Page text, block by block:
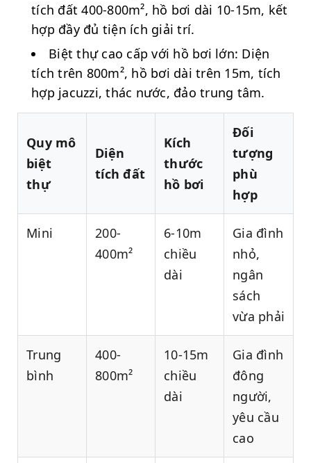
tích đất 400-800m², hồ bơi dài 10-15m, kết
hợp đầy đủ tiện ích giải trí.
Biệt thự cao cấp với hồ bơi lớn: Diện
tích trên 800m², hồ bơi dài trên 15m, tích
hợp jacuzzi, thác nước, đảo trung tâm.
Quy mô
biệt
thự
Diện
tích đất
Kích
thước
hồ bơi
Đối
tượng
phù
hợp
Mini
200-
400m²
6-10m
chiều
dài
Gia đình
nhỏ,
ngân
sách
vừa phải
Trung
bình
400-
800m²
10-15m
chiều
dài
Gia đình
đông
người,
yêu cầu
cao